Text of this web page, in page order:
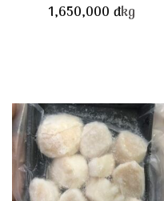
1,650,000 đkg